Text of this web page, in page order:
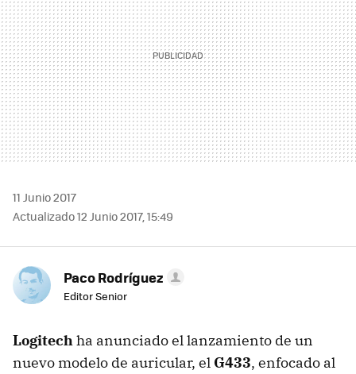
11 Junio 2017
Actualizado 12 Junio 2017, 15:49
Paco Rodríguez
Editor Senior
Logitechha anunciado el lanzamiento de un
nuevo modelo de auricular, el G433, enfocado al